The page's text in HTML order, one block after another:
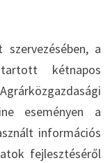
a
kétnapos
eseményen a
információs
fejlesztéséről